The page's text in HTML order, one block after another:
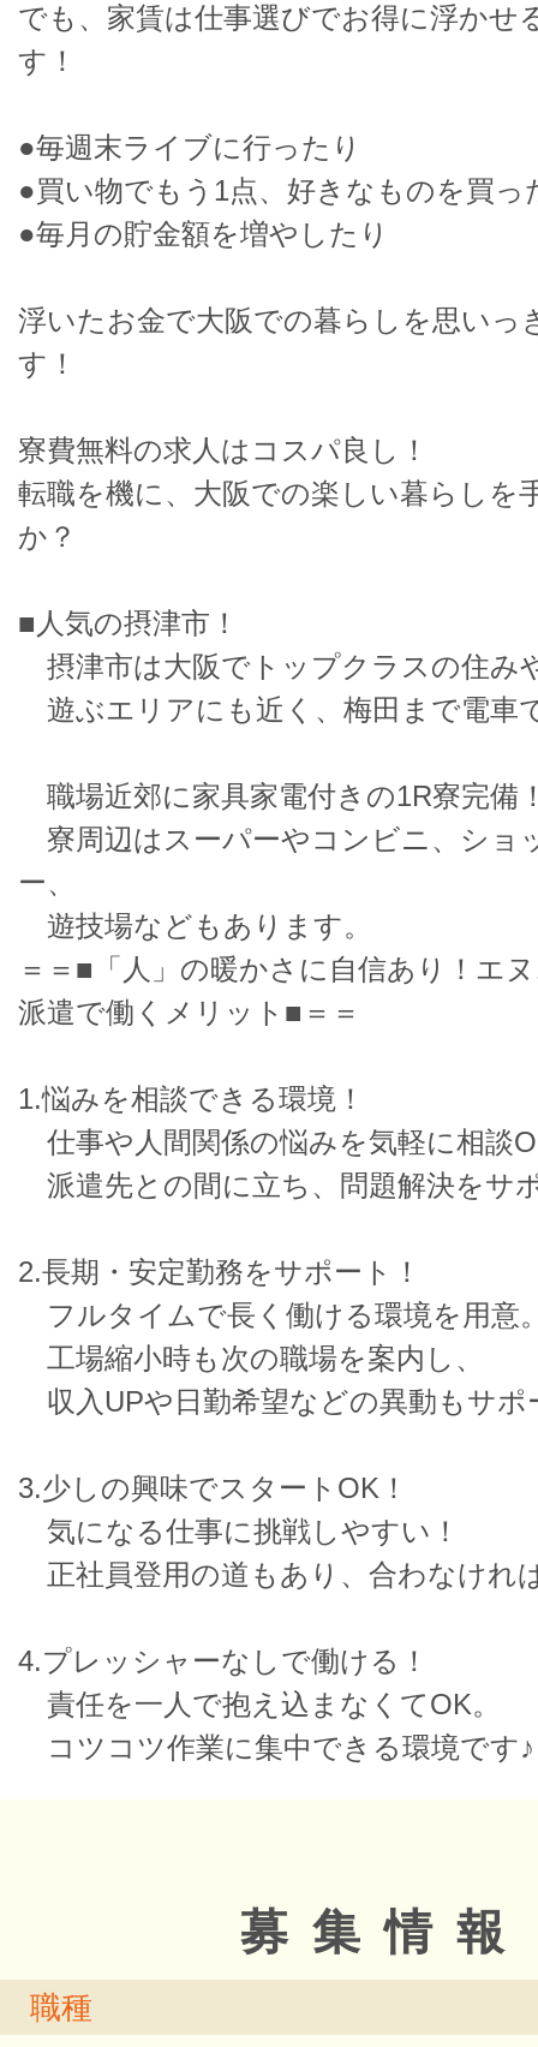
でも、家賃は仕事選びでお得に浮かせ
す！
●毎週末ライブに行ったり
●買い物でもう1点、好きなものを買っ
●毎月の貯金額を増やしたり
浮いたお金で大阪での暮らしを思いっ
す！
寮費無料の求人はコスパ良し！
転職を機に、大阪での楽しい暮らしを
か？
■人気の摂津市！
摂津市は大阪でトップクラスの住み
遊ぶエリアにも近く、梅田まで電車
職場近郊に家具家電付きの1R寮完備
寮周辺はスーパーやコンビニ、ショ
ー、
遊技場などもあります。
＝＝■「人」の暖かさに自信あり！エ
派遣で働くメリット■＝＝
1.悩みを相談できる環境！
仕事や人間関係の悩みを気軽に相談
派遣先との間に立ち、問題解決をサ
2.長期・安定勤務をサポート！
フルタイムで長く働ける環境を用意
工場縮小時も次の職場を案内し、
収入UPや日勤希望などの異動もサポ
3.少しの興味でスタートOK！
気になる仕事に挑戦しやすい！
正社員登用の道もあり、合わなけれ
4.プレッシャーなしで働ける！
責任を一人で抱え込まなくてOK。
コツコツ作業に集中できる環境です♪
募集情報
職種